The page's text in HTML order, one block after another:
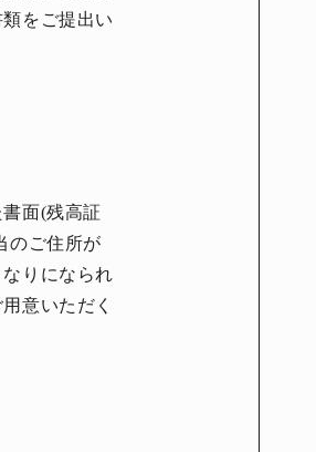
をご提出い
面(残高証
のご住所が
りになられ
意いただく